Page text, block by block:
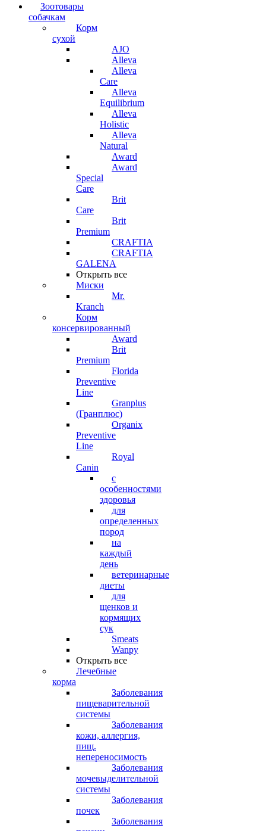
Зоотовары
собачкам
Корм
сухой
AJO
Alleva
Alleva
Care
Alleva
Equilibrium
Alleva
Holistic
Alleva
Natural
Award
Award
Special
Care
Brit
Care
Brit
Premium
CRAFTIA
CRAFTIA
GALENA
Открыть все
Миски
Mr.
Kranch
Корм
консервированный
Award
Brit
Premium
Florida
Preventive
Line
Granplus
(Гранплюс)
Organix
Preventive
Line
Royal
Canin
с
особенностями
здоровья
для
определенных
пород
на
каждый
день
ветеринарные
диеты
для
щенков и
кормящих
сук
Smeats
Wanpy
Открыть все
Лечебные
корма
Заболевания
пищеварительной
системы
Заболевания
кожи, аллергия,
пищ.
непереносимость
Заболевания
мочевыделительной
системы
Заболевания
почек
Заболевания